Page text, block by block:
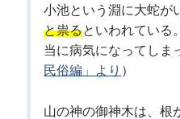
小池という淵に大蛇が
と祟るといわれている
当に病気になってしま
民俗編」より ）
山の神の御神木は、根